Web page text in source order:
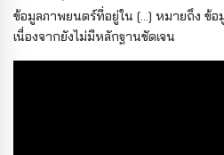
ข้อมูลภาพยนตร์ที่อยู่ใน […] หมายถึง ข้
เนื่องจากยังไม่มีหลักฐานชัดเจน